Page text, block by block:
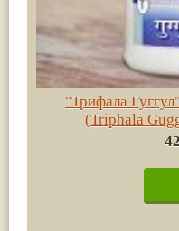
"Трифала
(Triphala